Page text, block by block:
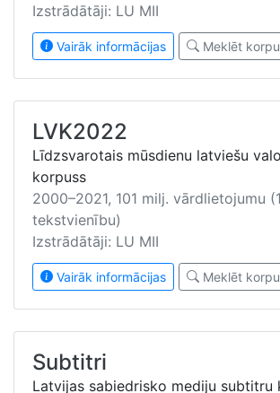
Izstrādātāji: LU MII
Vairāk informācijas Meklēt
LVK2022
Līdzsvarotais mūsdienu latviešu
korpuss
2000–2021, 101 milj. vārdlietojumu
tekstvienību)
Izstrādātāji: LU MII
Vairāk informācijas Meklēt
Subtitri
Latvijas sabiedrisko mediju subtitru